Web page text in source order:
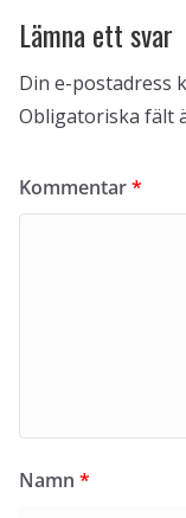
Lämna ett svar
Din e-postadress
Obligatoriska fält
Kommentar*
Namn *